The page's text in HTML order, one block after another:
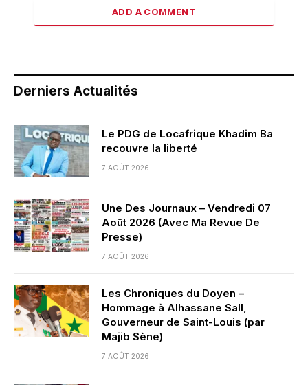
ADD A COMMENT
Derniers Actualités
Le PDG de Locafrique Khadim Ba
recouvre la liberté
7 AOÛT 2026
Une Des Journaux – Vendredi 07
Août 2026 (Avec Ma Revue De
Presse)
7 AOÛT 2026
Les Chroniques du Doyen –
Hommage à Alhassane Sall,
Gouverneur de Saint-Louis (par
Majib Sène)
7 AOÛT 2026